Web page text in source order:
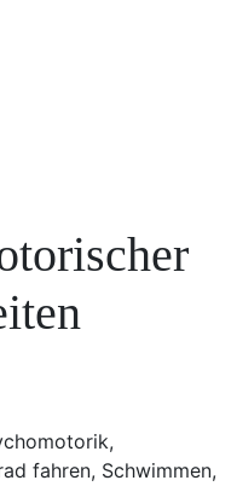
fahren, Schwimmen,